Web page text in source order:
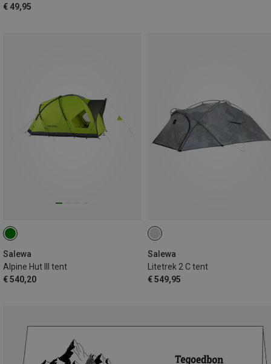
€ 49,95
Salewa
Alpine Hut III tent
€ 540,20
Salewa
Litetrek 2 C tent
€ 549,95